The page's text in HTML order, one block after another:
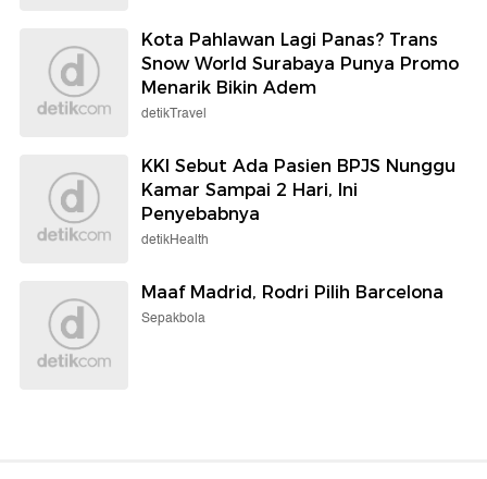
Kota Pahlawan Lagi Panas? Trans
Snow World Surabaya Punya Promo
Menarik Bikin Adem
detikTravel
KKI Sebut Ada Pasien BPJS Nunggu
Kamar Sampai 2 Hari, Ini
Penyebabnya
detikHealth
Maaf Madrid, Rodri Pilih Barcelona
Sepakbola